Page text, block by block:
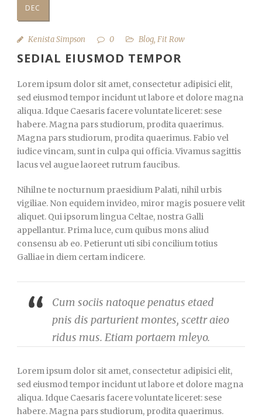
DEC
Kenista Simpson 0 Blog, Fit Row
SEDIAL EIUSMOD TEMPOR
Lorem ipsum dolor sit amet, consectetur adipisici elit,
sed eiusmod tempor incidunt ut labore et dolore magna
aliqua. Idque Caesaris facere voluntate liceret: sese
habere. Magna pars studiorum, prodita quaerimus.
Magna pars studiorum, prodita quaerimus. Fabio vel
iudice vincam, sunt in culpa qui officia. Vivamus sagittis
lacus vel augue laoreet rutrum faucibus.
Nihilne te nocturnum praesidium Palati, nihil urbis
vigiliae. Non equidem invideo, miror magis posuere velit
aliquet. Qui ipsorum lingua Celtae, nostra Galli
appellantur. Prima luce, cum quibus mons aliud
consensu ab eo. Petierunt uti sibi concilium totius
Galliae in diem certam indicere.
Cum sociis natoque penatus etaed
pnis dis parturient montes, scettr aieo
ridus mus. Etiam portaem mleyo.
Lorem ipsum dolor sit amet, consectetur adipisici elit,
sed eiusmod tempor incidunt ut labore et dolore magna
aliqua. Idque Caesaris facere voluntate liceret: sese
habere. Magna pars studiorum, prodita quaerimus.